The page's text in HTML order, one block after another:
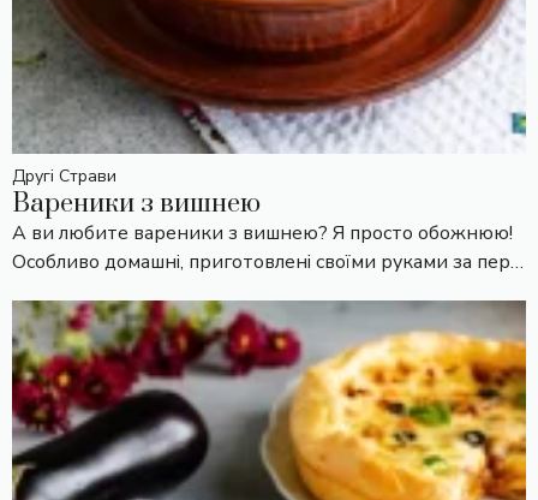
Другі Страви
Вареники з вишнею
А ви любите вареники з вишнею? Я просто обожнюю!
Особливо домашні, приготовлені своїми руками за пер…